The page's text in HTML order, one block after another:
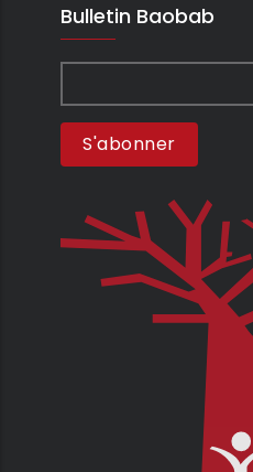
Bulletin Baobab